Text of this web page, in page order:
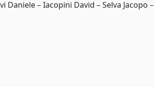
– Iacopini David – Selva Jacopo –